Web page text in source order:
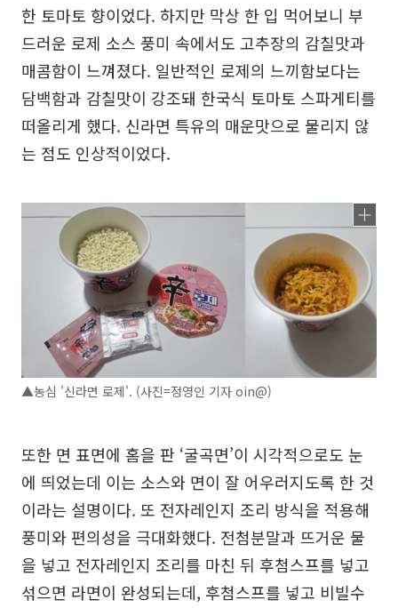
한 토마토 향이었다. 하지만 막상 한 입 먹어보니 부
드러운 로제 소스 풍미 속에서도 고추장의 감칠맛과
매콤함이 느껴졌다. 일반적인 로제의 느끼함보다는
담백함과 감칠맛이 강조돼 한국식 토마토 스파게티를
떠올리게 했다. 신라면 특유의 매운맛으로 물리지 않
는 점도 인상적이었다.
▲농심 '신라면 로제'. (사진=정영인 기자 oin@)
또한 면 표면에 홈을 판 ‘굴곡면’이 시각적으로도 눈
에 띄었는데 이는 소스와 면이 잘 어우러지도록 한 것
이라는 설명이다. 또 전자레인지 조리 방식을 적용해
풍미와 편의성을 극대화했다. 전첨분말과 뜨거운 물
을 넣고 전자레인지 조리를 마친 뒤 후첨스프를 넣고
섞으면 라면이 완성되는데, 후첨스프를 넣고 비빌수